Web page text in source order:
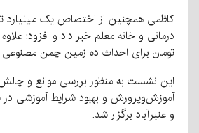
کاظمی همچنین از اختصاص یک میلیارد
درمانی و خانه معلم خبر داد و افزود: علاوه
تومان برای احداث ده زمین چمن
این نشست به منظور بررسی موانع و
آموزش‌وپرورش و بهبود شرایط آموزشی
و عنبرآباد برگزار شد.